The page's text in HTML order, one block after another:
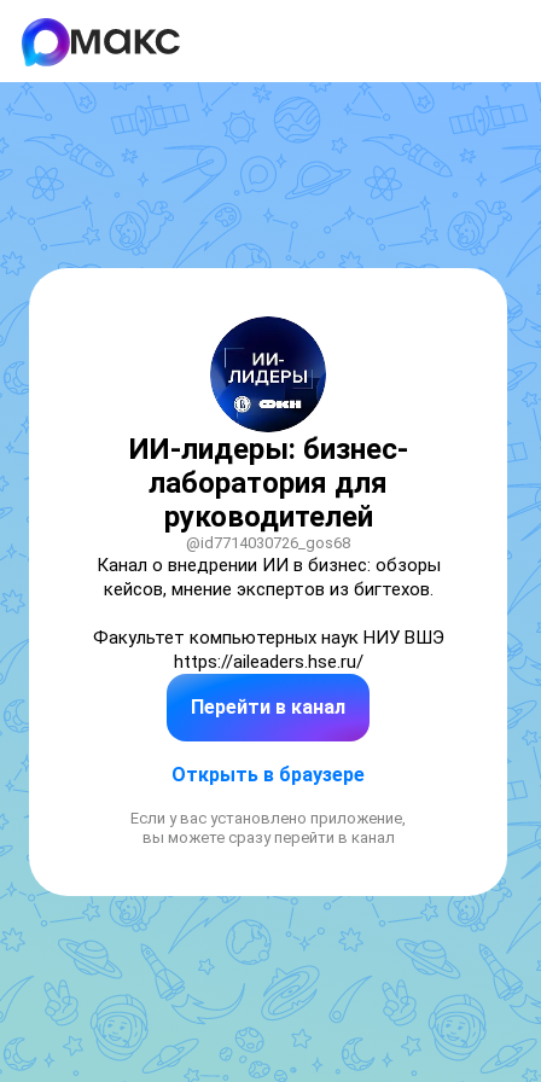
ИИ-лидеры: бизнес-
лаборатория для
руководителей
@id7714030726_gos68
Канал о внедрении ИИ в бизнес: обзоры
кейсов, мнение экспертов из бигтехов.
Факультет компьютерных наук НИУ ВШЭ
https://aileaders.hse.ru/
Перейти в канал
Открыть в браузере
Если у вас установлено приложение,
вы можете сразу перейти в канал